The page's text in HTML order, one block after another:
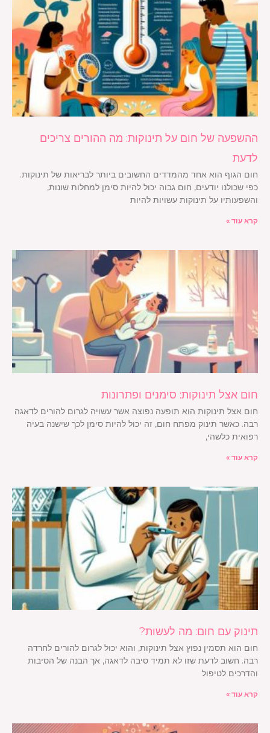
ההשפעה של חום על תינוקות: מה ההורים צריכים
לדעת
חום הגוף הוא אחד מהמדדים החשובים ביותר לבריאות של תינוקות.
כפי שכולנו יודעים, חום גבוה יכול להיות סימן למחלות שונות,
והשפעותיו על תינוקות עשויות להיות
קרא עוד »
חום אצל תינוקות: סימנים ופתרונות
חום אצל תינוקות הוא תופעה נפוצה אשר עשויה לגרום להורים לדאגה
רבה. כאשר תינוק מפתח חום, זה יכול להיות סימן לכך שישנה בעיה
רפואית כלשהי,
קרא עוד »
תינוק עם חום: מה לעשות?
חום הוא תסמין נפוץ אצל תינוקות, והוא יכול לגרום להורים לחרדה
רבה. חשוב לדעת שזו לא תמיד סיבה לדאגה, אך הבנה של הסיבות
והדרכים לטיפול
קרא עוד »